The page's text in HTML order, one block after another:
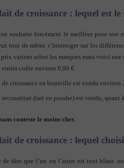
de croissance : lequel est le
souhaite forcément le meilleur pour
tout de même s’interroger sur les
varient selon les marques mais voici
coûte environ 0,90 €.
croissance en bouteille est vendu environ
(lait en poudre) est vendu, quant
conteste le moins cher.
de croissance : lequel
dire que l’un ou l’autre est tout blanc